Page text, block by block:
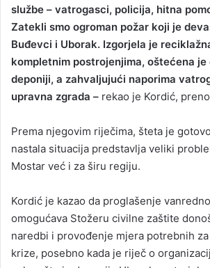
službe – vatrogasci, policija, hitna
Zatekli smo ogroman požar koji je
Buđevci i Uborak. Izgorjela je
kompletnim postrojenjima, oštećena je
deponiji, a zahvaljujući naporima
upravna zgrada – rekao je Kordić,
Prema njegovim riječima, šteta je
nastala situacija predstavlja veliki
Mostar već i za širu regiju.
Kordić je kazao da proglašenje
omogućava Stožeru civilne zaštite
naredbi i provođenje mjera potrebnih
krize, posebno kada je riječ o